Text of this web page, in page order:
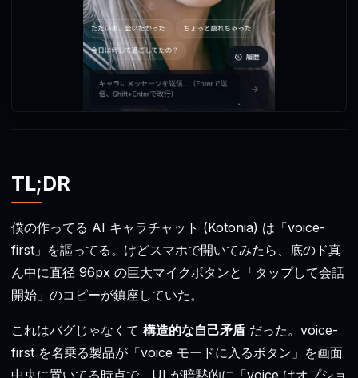
TL;DR
僕の作ってる AI キャラチャット (Kotonia) は「voice-
first」を謳ってる。けどスマホで開いてみたら、底のド真
ん中に直径 96px の巨大マイクボタンと「タップして会話
開始」のコピーが鎮座していた。
これはバグじゃなくて 構造的な自己矛盾だった。voice-
first を名乗る製品が「voice モードに入るボタン」を画面
中央に置いてる時点で、UI が暗黙的に「voice はオプショ